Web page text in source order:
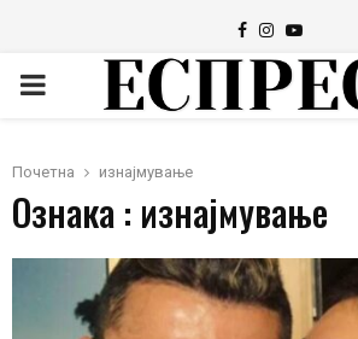
Facebook
Instagram
Youtube
PRIMARY
Почетна изнајмување
Ознака : изнајмување